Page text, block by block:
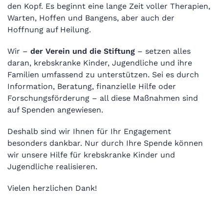
den Kopf. Es beginnt eine lange Zeit voller Therapien,
Warten, Hoffen und Bangens, aber auch der
Hoffnung auf Heilung.
Wir – der Verein und die Stiftung – setzen alles
daran, krebskranke Kinder, Jugendliche und ihre
Familien umfassend zu unterstützen. Sei es durch
Information, Beratung, finanzielle Hilfe oder
Forschungsförderung – all diese Maßnahmen sind
auf Spenden angewiesen.
Deshalb sind wir Ihnen für Ihr Engagement
besonders dankbar. Nur durch Ihre Spende können
wir unsere Hilfe für krebskranke Kinder und
Jugendliche realisieren.
Vielen herzlichen Dank!